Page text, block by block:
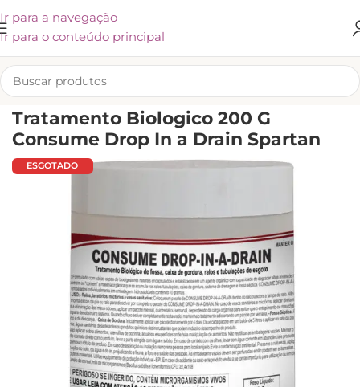
Ir para a navegação
Ir para o conteúdo principal
INÍCIO/SPARTAN
Tratamento Biologico 200 G
Consume Drop In a Drain Spartan
ESGOTADO